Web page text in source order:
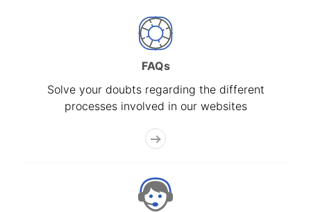
FAQs
Solve your doubts regarding the different
processes involved in our websites